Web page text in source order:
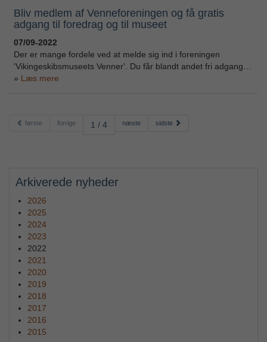
Bliv medlem af Venneforeningen og få gratis
adgang til foredrag og til museet
07/09-2022
Der er mange fordele ved at melde sig ind i foreningen
'Vikingeskibsmuseets Venner'. Du får blandt andet fri adgang…
Læs mere
første forrige 1 / 4 næste sidste
Arkiverede nyheder
2026
2025
2024
2023
2022
2021
2020
2019
2018
2017
2016
2015